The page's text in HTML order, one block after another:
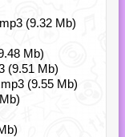
(9.32 Mb)
Mb)
(9.51 Mb)
(9.55 Mb)